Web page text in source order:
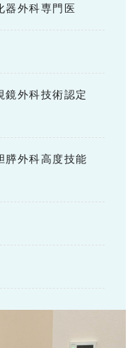
外科専門医
外科技術認定
外科高度技能